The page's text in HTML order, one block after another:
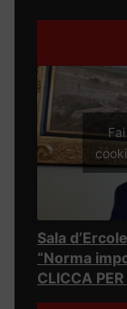
Sala
“Norma
CLICCA